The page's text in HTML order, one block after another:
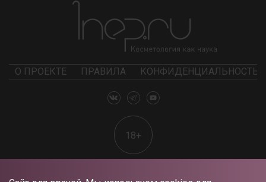
О ПРОЕКТЕ ПРАВИЛА КОНФИДЕНЦИАЛЬНОСТЬ
18+